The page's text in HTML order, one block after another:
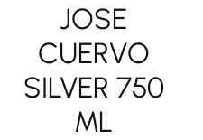
JOSE
CUERVO
SILVER 750
ML